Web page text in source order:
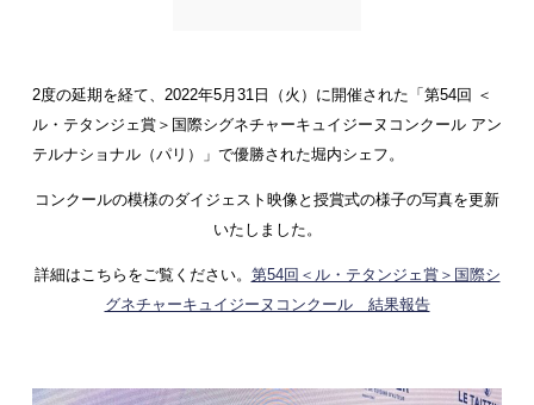
2度の延期を経て、2022年5月31日（火）に開催された「第54回 ＜
ル・テタンジェ賞＞国際シグネチャーキュイジーヌコンクール アン
テルナショナル（パリ）」で優勝された堀内シェフ。
コンクールの模様のダイジェスト映像と授賞式の様子の写真を更新
いたしました。
詳細はこちらをご覧ください。 第54回＜ル・テタンジェ賞＞国際シ
グネチャーキュイジーヌコンクール 結果報告